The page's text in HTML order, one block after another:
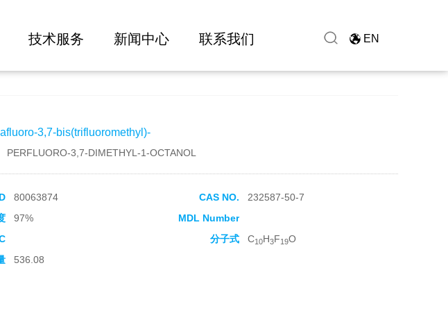
技术服务 新闻中心 联系我们 EN
3,7-bis(trifluoromethyl)-
PERFLUORO-3,7-DIMETHYL-1-OCTANOL
80063874 CAS NO.
232587-50-7
97%
MDL Number
分子式 C10H3F19O
536.08